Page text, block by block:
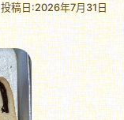
投稿日:2026年7月31日